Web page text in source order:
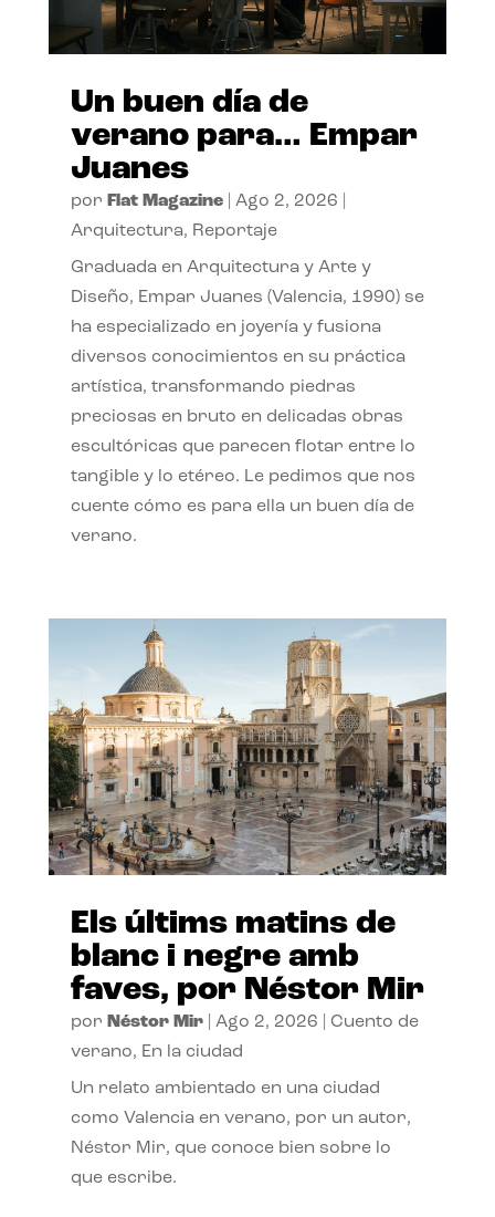
Un buen día de
verano para… Empar
Juanes
por Flat Magazine| Ago 2, 2026
Arquitectura, Reportaje
Graduada en Arquitectura y Arte y
Diseño, Empar Juanes (Valencia, 1990) se
ha especializado en joyería y fusiona
diversos conocimientos en su práctica
artística, transformando piedras
preciosas en bruto en delicadas obras
escultóricas que parecen flotar entre lo
tangible y lo etéreo. Le pedimos que nos
cuente cómo es para ella un buen día de
verano.
Els últims matins de
blanc i negre amb
faves, por Néstor Mir
por Néstor Mir| Ago 2, 2026
Cuento de
verano, En la ciudad
Un relato ambientado en una ciudad
como Valencia en verano, por un autor,
Néstor Mir, que conoce bien sobre lo
que escribe.